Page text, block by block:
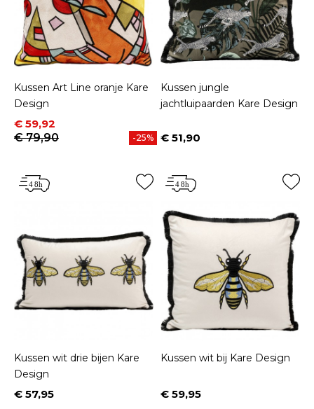
Kussen Art Line oranje Kare
Design
Prijs
€ 59,92
Normale prijs
€ 79,90
-25%
Kussen jungle
jachtluipaarden Kare Design
Prijs
€ 51,90
Kussen wit drie bijen Kare
Design
Prijs
€ 57,95
Kussen wit bij Kare Design
Prijs
€ 59,95